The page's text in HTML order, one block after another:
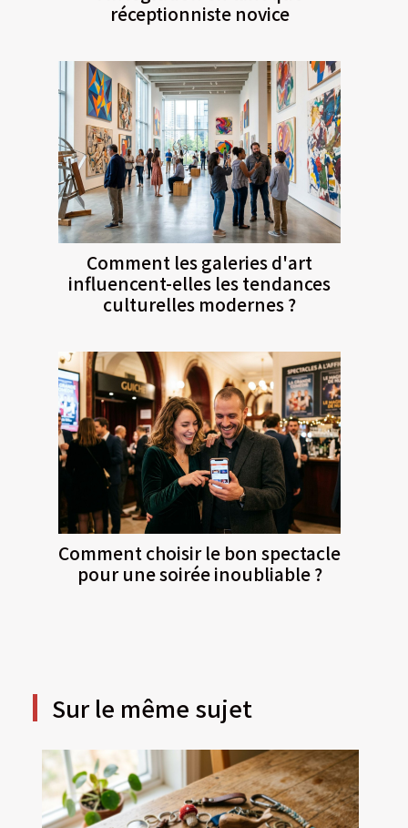
réceptionniste novice
Comment les galeries d'art
influencent-elles les tendances
culturelles modernes ?
Comment choisir le bon spectacle
pour une soirée inoubliable ?
Sur le même sujet